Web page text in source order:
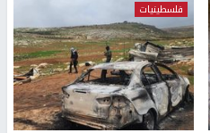
فلسطينيات